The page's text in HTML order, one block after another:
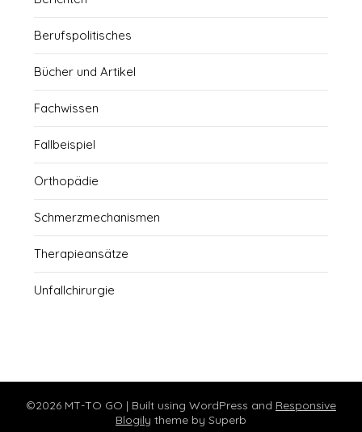
Berufspolitisches
Bücher und Artikel
Fachwissen
Fallbeispiel
Orthopädie
Schmerzmechanismen
Therapieansätze
Unfallchirurgie
©2026 MT-TO GO | Built using WordPress and Responsive
Blogily theme by Superb